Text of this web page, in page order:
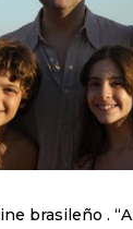
brasileño .